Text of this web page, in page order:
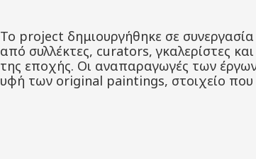
Το project δημιουργήθηκε σε
από συλλέκτες, curators, γκαλερίστες
της εποχής. Οι αναπαραγωγές των
υφή των original paintings, στοιχείο που